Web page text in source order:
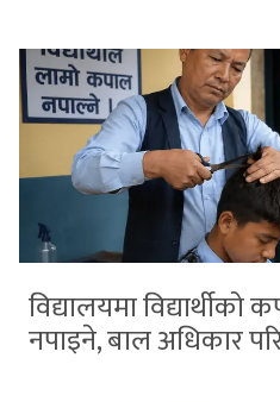
विद्यालयमा
नपाइने, बाल अधिकार